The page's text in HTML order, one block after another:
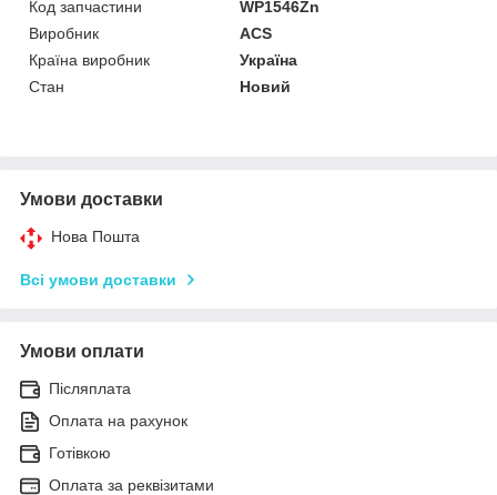
Код запчастини
WP1546Zn
Виробник
ACS
Країна виробник
Україна
Стан
Новий
Умови доставки
Нова Пошта
Всі умови доставки
Умови оплати
Післяплата
Оплата на рахунок
Готівкою
Оплата за реквізитами